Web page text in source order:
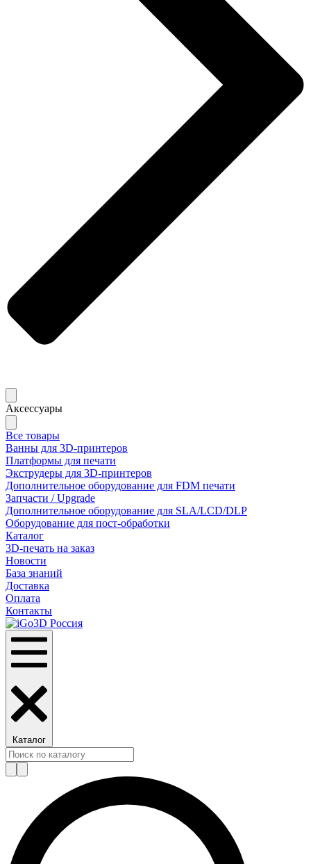
Аксессуары
Все товары
Ванны для 3D-принтеров
Платформы для печати
Экструдеры для 3D-принтеров
Дополнительное оборудование для FDM печати
Запчасти / Upgrade
Дополнительное оборудование для SLA/LCD/DLP
Оборудование для пост-обработки
Каталог
3D-печать на заказ
Новости
База знаний
Доставка
Оплата
Контакты
Каталог